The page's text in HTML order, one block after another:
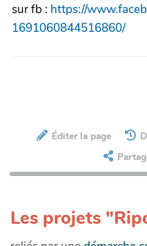
sur fb : https://
1691060844516860/
Éditer la page